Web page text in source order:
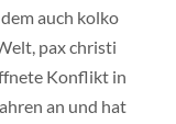
auch kolko
pax christi
Konflikt in
an und hat